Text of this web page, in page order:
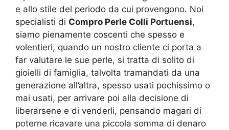
e allo stile del periodo da cui provengono. Noi
specialisti di Compro Perle Colli Portuensi,
siamo pienamente coscenti che spesso e
volentieri, quando un nostro cliente ci porta a
far valutare le sue perle, si tratta di solito di
gioielli di famiglia, talvolta tramandati da una
generazione all’altra, spesso usati pochissimo o
mai usati, per arrivare poi alla decisione di
liberarsene e di venderli, pensando magari di
poterne ricavare una piccola somma di denaro